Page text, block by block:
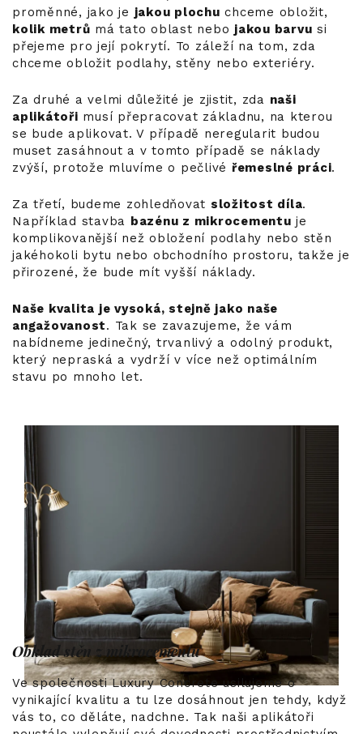
proměnné, jako je jakou plochu chceme obložit,
kolik metrů má tato oblast nebo jakou barvu si
přejeme pro její pokrytí. To záleží na tom, zda
chceme obložit podlahy, stěny nebo exteriéry.
Za druhé a velmi důležité je zjistit, zda naši
aplikátoři musí přepracovat základnu, na kterou
se bude aplikovat. V případě neregularit budou
muset zasáhnout a v tomto případě se náklady
zvýší, protože mluvíme o pečlivé řemeslné práci.
Za třetí, budeme zohledňovat složitost díla.
Například stavba bazénu z mikrocementu je
komplikovanější než obložení podlahy nebo stěn
jakéhokoli bytu nebo obchodního prostoru, takže je
přirozené, že bude mít vyšší náklady.
Naše kvalita je vysoká, stejně jako naše
angažovanost. Tak se zavazujeme, že vám
nabídneme jedinečný, trvanlivý a odolný produkt,
který nepraská a vydrží v více než optimálním
stavu po mnoho let.
Obklad stěn z mikrocementu
Ve společnosti Luxury Concrete usilujeme o
vynikající kvalitu a tu lze dosáhnout jen tehdy, když
vás to, co děláte, nadchne. Tak naši aplikátoři